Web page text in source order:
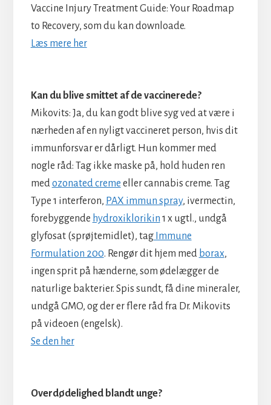
Vaccine Injury Treatment Guide: Your Roadmap
to Recovery, som du kan downloade.
Læs mere her
Kan du blive smittet af de vaccinerede?
Mikovits: Ja, du kan godt blive syg ved at være i
nærheden af en nyligt vaccineret person, hvis dit
immunforsvar er dårligt. Hun kommer med
nogle råd: Tag ikke maske på, hold huden ren
medozonated creme eller cannabis creme. Tag
Type 1 interferon, PAX immun spray, ivermectin,
forebyggende hydroxiklorikin 1 x ugtl., undgå
glyfosat (sprøjtemidlet), tagImmune
Formulation 200. Rengør dit hjem med borax,
ingen sprit på hænderne, som ødelægger de
naturlige bakterier. Spis sundt, få dine mineraler,
undgå GMO, og der er flere råd fra Dr. Mikovits
på videoen (engelsk).
Se den her
Overdødelighed blandt unge?